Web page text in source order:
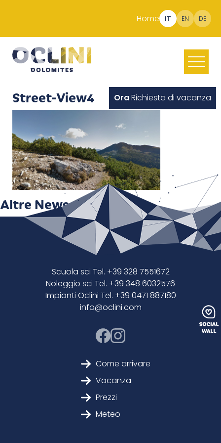
Home IT EN DE
OraRichiesta di vacanza
Street-View4
Altre News
Scuola sci Tel. +39 328 7551672
Noleggio sci Tel. +39 348 6032576
Impianti Oclini Tel. +39 0471 887180
info@oclini.com
Come arrivare
Vacanza
Prezzi
Meteo